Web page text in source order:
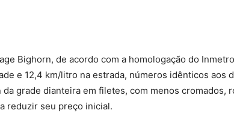
Bighorn, de acordo com a homologação do
e 12,4 km/litro na estrada, números idênticos aos
da grade dianteira em filetes, com menos cromados,
reduzir seu preço inicial.